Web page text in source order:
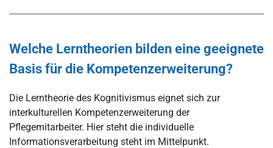
Welche Lerntheorien bilden eine geeignete
Basis für die Kompetenzerweiterung?
Die Lerntheorie des Kognitivismus eignet sich zur
interkulturellen Kompetenzerweiterung der
Pflegemitarbeiter. Hier steht die individuelle
Informationsverarbeitung steht im Mittelpunkt.